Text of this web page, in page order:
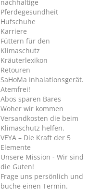
nachhaltige
Pferdegesundheit
Hufschuhe
Karriere
Füttern für den
Klimaschutz
Kräuterlexikon
Retouren
SaHoMa Inhalationsgerät.
Atemfrei!
Abos sparen Bares
Woher wir kommen
Versandkosten die beim
Klimaschutz helfen.
VEYA – Die Kraft der 5
Elemente
Unsere Mission - Wir sind
die Guten!
Frage uns persönlich und
buche einen Termin.